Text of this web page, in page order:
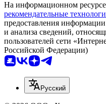
На информационном
рекомендательные
предоставления
и анализа сведений,
пользователей сети
Российской Федерации)
Русский